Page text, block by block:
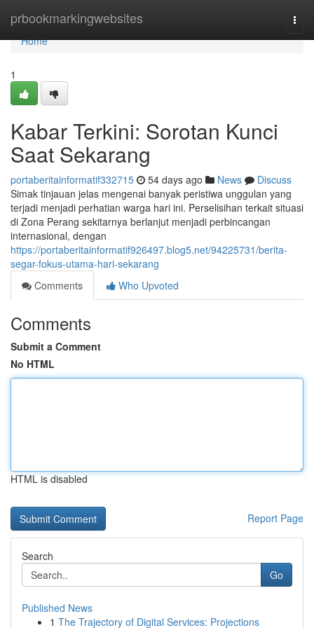
prbookmarkingwebsites
Home
Home
1
Kabar Terkini: Sorotan Kunci
Saat Sekarang
portaberitainformatif332715 54 days ago News
Discuss
Simak tinjauan jelas mengenai banyak peristiwa unggulan yang
terjadi menjadi perhatian warga hari ini. Perselisihan terkait situasi
di Zona Perang sekitarnya berlanjut menjadi perbincangan
internasional, dengan
https://portaberitainformatif926497.blog5.net/94225731/berita-
segar-fokus-utama-hari-sekarang
Comments
Who Upvoted
Comments
Submit a Comment
No HTML
HTML is disabled
Report Page
Search
Go
Published News
1 The Trajectory of Digital Services: Projections